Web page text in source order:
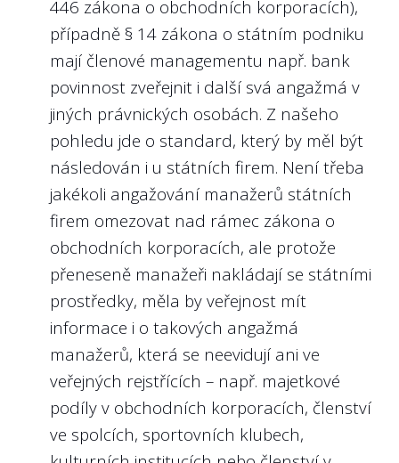
Známé heslo říká, že „Kdo neměří, ten
neřídí“. Jak jinak než stanovením
konkrétních ročních cílů lze hodnotit
výkon managementu státní firmy?
Obzvláště v situaci, kdy u státních firem
nebývá zisk zdaleka jediným ukazatelem
výkonnosti managementu, protože státní
firmy naplňují i různé strategické zájmy
státu. Vlastník (stát) musí managementům
státních firem dávat konkrétní, měřitelné a
ambiciózní cíle, aby byl veřejný majetek
spravován maximálně efektivně.
Nejlépe to dělají v/ve:
Českých drahách, a.s.
446 zákona o obchodních korporacích),
případně§ 14 zákona o státním podniku
mají členové managementu např. bank
povinnost zveřejnit i další svá angažmá v
jiných právnických osobách. Z našeho
pohledu jde o standard, který by měl být
následován i u státních firem. Není třeba
jakékoli angažování manažerů státních
firem omezovat nad rámec zákona o
obchodních korporacích, ale protože
přeneseně manažeři nakládají se státními
prostředky, měla by veřejnost mít
informace i o takových angažmá
manažerů, která se neevidují ani ve
veřejných rejstřících – např. majetkové
podíly v obchodních korporacích, členství
ve spolcích, sportovních klubech,